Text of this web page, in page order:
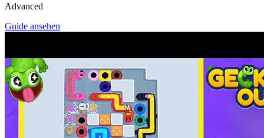
Advanced
Guide ansehen